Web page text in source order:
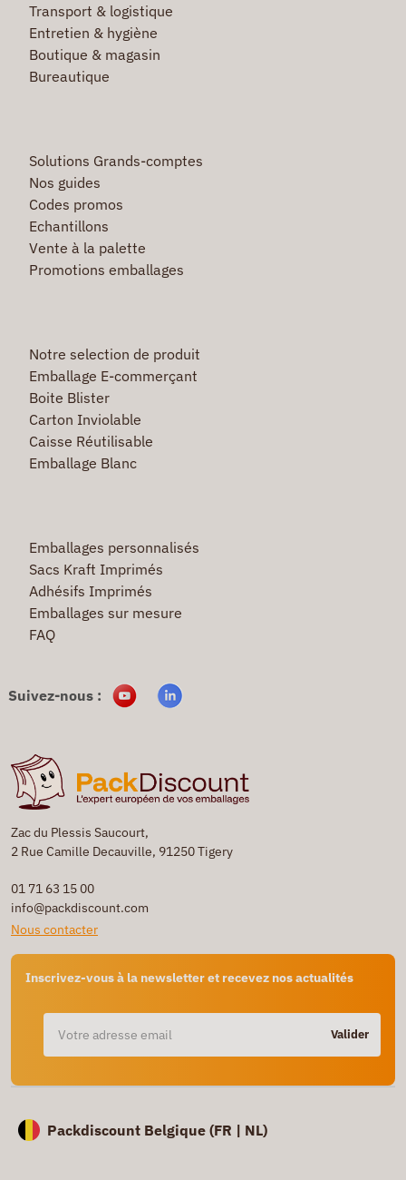
Zac du Plessis Saucourt,
2 Rue Camille Decauville, 91250 Tigery
01 71 63 15 00
info@packdiscount.com
Nous contacter
Inscrivez-vous à la newsletter et recevez nos actualités
Valider
Transport & logistique
Entretien & hygiène
Boutique & magasin
Bureautique
Solutions Grands-comptes
Nos guides
Codes promos
Echantillons
Vente à la palette
Promotions emballages
Notre selection de produit
Emballage E-commerçant
Boite Blister
Carton Inviolable
Caisse Réutilisable
Emballage Blanc
Emballages personnalisés
Sacs Kraft Imprimés
Adhésifs Imprimés
Emballages sur mesure
FAQ
Suivez-nous :
Packdiscount Belgique (FR | NL)